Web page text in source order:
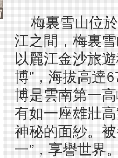
梅裏雪山位
江之間，梅裏
以麗江金沙旅
博”，海拔高達
博是雲南第一
有如一座雄壯
神秘的面紗。
一”，享譽世界